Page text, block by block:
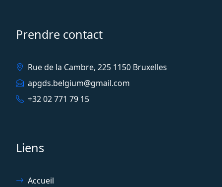
Prendre contact
Rue de la Cambre, 225 1150 Bruxelles
apgds.belgium@gmail.com
+32 02 771 79 15
Liens
Accueil